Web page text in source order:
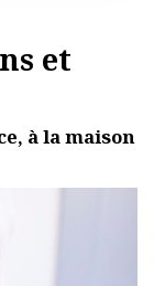
et
à la maison